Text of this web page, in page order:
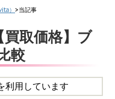
） >当記事
取価格】ブ
較
利用しています